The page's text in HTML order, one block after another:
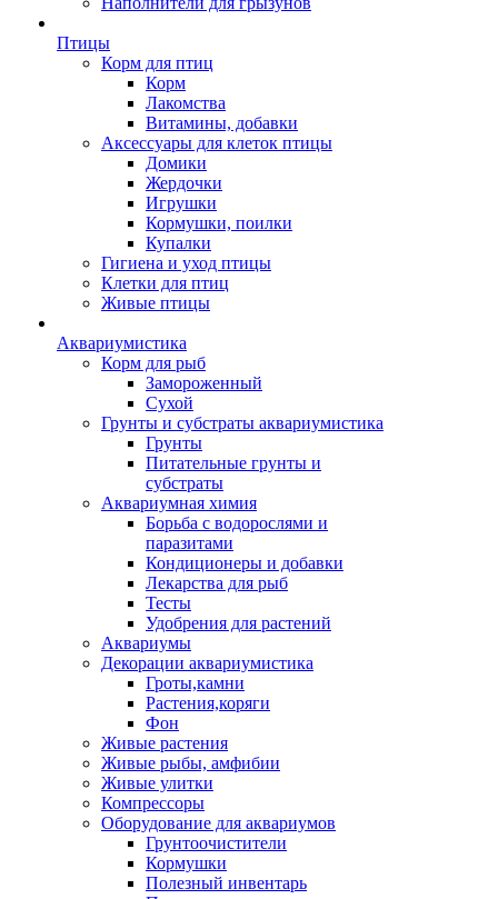
Птицы
Корм для птиц
Корм
Лакомства
Витамины, добавки
Аксессуары для клеток птицы
Домики
Жердочки
Игрушки
Кормушки, поилки
Купалки
Гигиена и уход птицы
Клетки для птиц
Живые птицы
Аквариумистика
Корм для рыб
Замороженный
Сухой
Грунты и субстраты аквариумистика
Грунты
Питательные грунты и
субстраты
Аквариумная химия
Борьба с водорослями и
паразитами
Кондиционеры и добавки
Лекарства для рыб
Тесты
Удобрения для растений
Аквариумы
Декорации аквариумистика
Гроты,камни
Растения,коряги
Фон
Живые растения
Живые рыбы, амфибии
Живые улитки
Компрессоры
Оборудование для аквариумов
Грунтоочистители
Кормушки
Полезный инвентарь